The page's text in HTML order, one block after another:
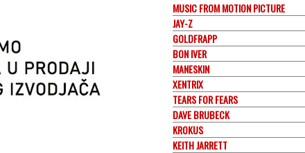
MUSIC FROM MOTION PICTURE
JAY-Z
GOLDFRAPP
BON IVER
MANESKIN
XENTRIX
TEARS FOR FEARS
DAVE BRUBECK
KROKUS
KEITH JARRETT